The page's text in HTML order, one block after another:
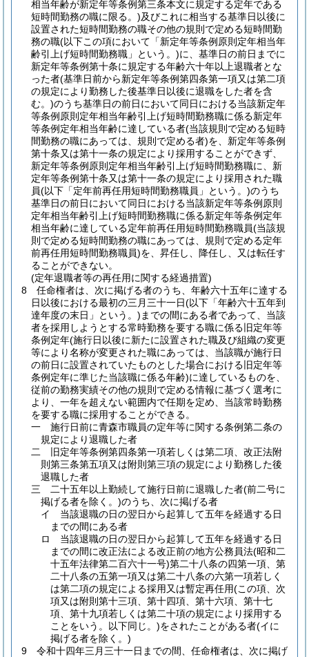
相当年齢が新定年等条例第三条本文に規定する定年である
短時間勤務の職に限る。)及びこれに相当する基準日以後に
設置された短時間勤務の職その他の規則で定める短時間勤
務の職(以下この項において「新定年等条例原則定年相当年
齢引上げ短時間勤務職」という。)に、基準日の前日までに
新定年等条例第十条に規定する年齢六十年以上退職者とな
った者(基準日前から新定年等条例第四条第一項又は第二項
の規定により勤務した後基準日以後に退職をした者を含
む。)のうち基準日の前日において同日における当該新定年
等条例原則定年相当年齢引上げ短時間勤務職に係る新定年
等条例定年相当年齢に達している者(当該規則で定める短時
間勤務の職にあっては、規則で定める者)を、新定年等条例
第十条又は第十一条の規定により採用することができず、
新定年等条例原則定年相当年齢引上げ短時間勤務職に、新
定年等条例第十条又は第十一条の規定により採用された職
員(以下「定年前再任用短時間勤務職員」という。)のうち
基準日の前日において同日における当該新定年等条例原則
定年相当年齢引上げ短時間勤務職に係る新定年等条例定年
相当年齢に達している定年前再任用短時間勤務職員(当該規
則で定める短時間勤務の職にあっては、規則で定める定年
前再任用短時間勤務職員)を、昇任し、降任し、又は転任す
ることができない。
(定年退職者等の再任用に関する経過措置)
8
任命権者は、次に掲げる者のうち、年齢六十五年に達する
日以後における最初の三月三十一日(以下「年齢六十五年到
達年度の末日」という。) までの間にある者であって、当該
者を採用しようとする常時勤務を要する職に係る旧定年等
条例定年(施行日以後に新たに設置された職及び組織の変更
等により名称が変更された職にあっては、当該職が施行日
の前日に設置されていたものとした場合における旧定年等
条例定年に準じた当該職に係る年齢)に達しているものを、
従前の勤務実績その他の規則で定める情報に基づく選考に
より、一年を超えない範囲内で任期を定め、当該常時勤務
を要する職に採用することができる。
一
施行日前に青森市職員の定年等に関する条例第二条の
規定により退職した者
二
旧定年等条例第四条第一項若しくは第二項、改正法附
則第三条第五項又は附則第三項の規定により勤務した後
退職した者
三
二十五年以上勤続して施行日前に退職した者(前二号に
掲げる者を除く。)のうち、次に掲げる者
イ
当該退職の日の翌日から起算して五年を経過する日
までの間にある者
ロ
当該退職の日の翌日から起算して五年を経過する日
までの間に改正法による改正前の地方公務員法(昭和二
十五年法律第二百六十一号)第二十八条の四第一項、第
二十八条の五第一項又は第二十八条の六第一項若しく
は第二項の規定による採用又は暫定再任用(この項、次
項又は附則第十三項、第十四項、第十六項、第十七
項、第十九項若しくは第二十項の規定により採用する
ことをいう。以下同じ。)をされたことがある者(イに
掲げる者を除く。)
9
令和十四年三月三十一日までの間、任命権者は、次に掲げ